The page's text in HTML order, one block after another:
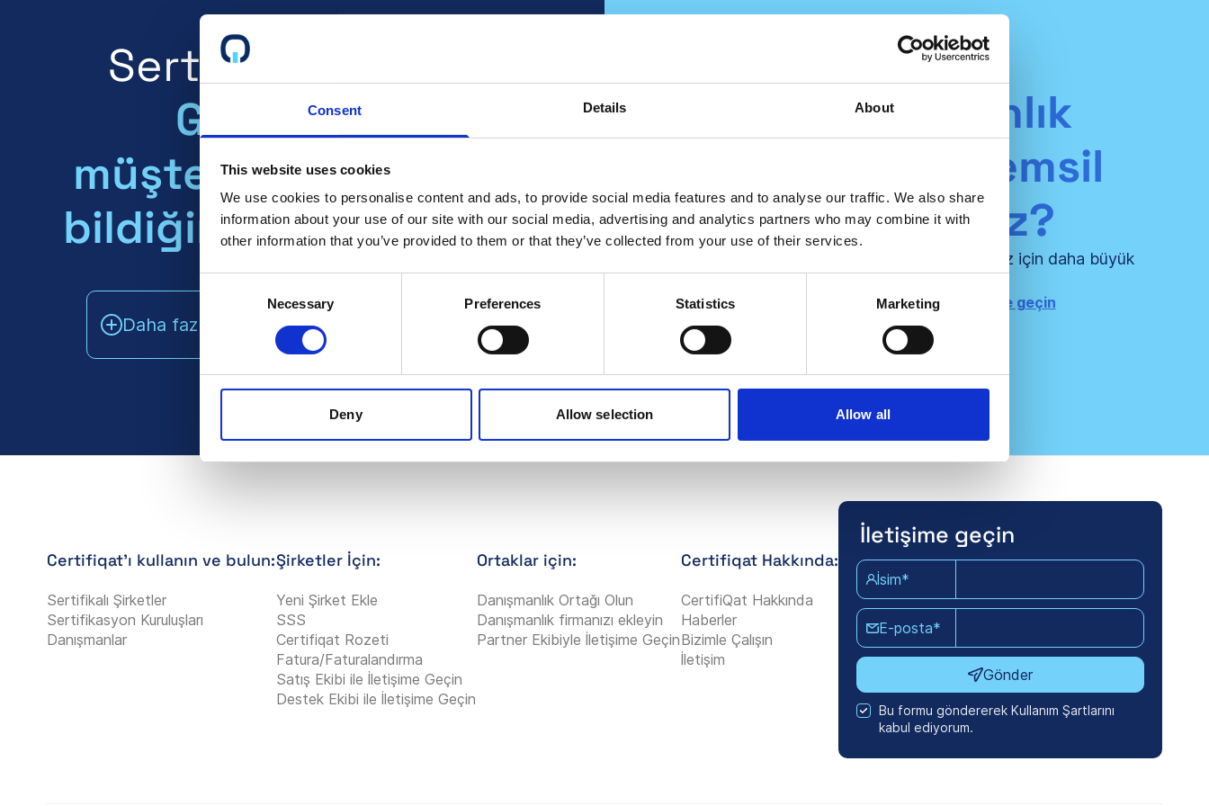
Consent Details About
This website uses cookies
We use cookies to personalise content and ads, to provide social media features and to analyse our traffic. We also share
information about your use of our site with our social media, advertising and analytics partners who may combine it with
other information that you’ve provided to them or that they’ve collected from your use of their services.
Necessary Preferences Statistics Marketing
Deny Allow selection Allow all
Sertifikalı mısınız?
Gelecekteki
müşterilerinizin bunu
bildiğinden emin olun!
Daha fazla bilgi edinin Satış ile Konuşun
Bir danışmanlık
firmasını mı temsil
ediyorsunuz?
Bizimle ortak olun ve sertifikalı müşterileriniz için daha büyük
Daha fazla bilgi için bizimle iletişime geçin
Certifiqat’ı kullanın ve bulun:
Sertifikalı Şirketler
Sertifikasyon Kuruluşları
Danışmanlar
Şirketler İçin:
Yeni Şirket Ekle
SSS
Certifiqat Rozeti
Fatura/Faturalandırma
Satış Ekibi ile İletişime Geçin
Destek Ekibi ile İletişime Geçin
Ortaklar için:
Danışmanlık Ortağı Olun
Danışmanlık firmanızı ekleyin
Partner Ekibiyle İletişime Geçin
Certifiqat Hakkında:
CertifiQat Hakkında
Haberler
Bizimle Çalışın
İletişim
İletişime geçin
İsim*
E-posta*
Gönder
Bu formu göndererek Kullanım Şartlarını
kabul ediyorum.